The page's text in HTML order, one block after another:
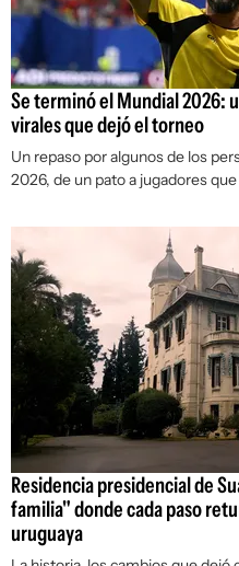
Se terminó el Mundial 2026:
virales que dejó el torneo
Un repaso por algunos de los
2026, de un pato a jugadores
Residencia presidencial de
familia" donde cada paso
uruguaya